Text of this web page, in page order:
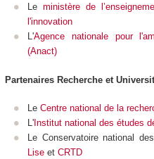
Leministère de
l'innovation
L'Agence nationale pour
(Anact)
Partenaires Recherche et
Le Centre national de la
L' Institut national des études
Le Conservatoire national
Lise et CRTD